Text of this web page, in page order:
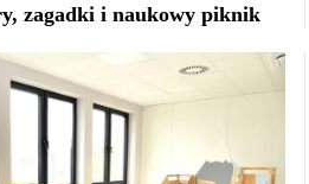
zagadki i naukowy piknik